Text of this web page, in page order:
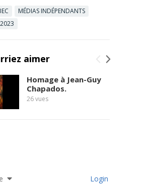
crise ...Read
MÉDIAS INDÉPENDANTS
2023
aimer
Homage à Jean-Guy
Chapados.
26vues
Login